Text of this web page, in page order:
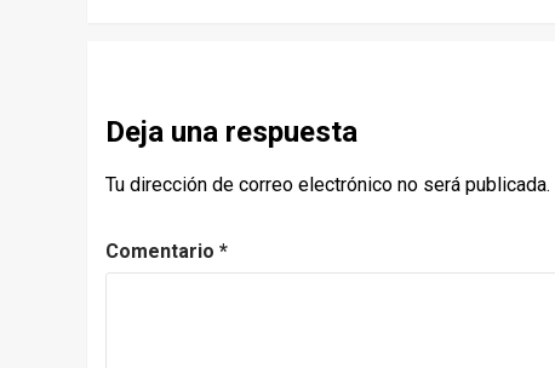
Deja una respuesta
Tu dirección de correo electrónico no será publicada.
Comentario *